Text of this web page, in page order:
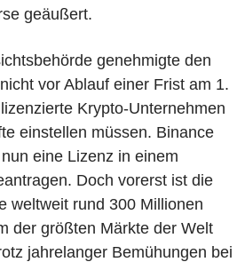
geäußert.
genehmigte den
vor Ablauf einer Frist am 1.
Krypto-Unternehmen
einstellen müssen. Binance
eine Lizenz in einem
Doch vorerst ist die
weltweit rund 300 Millionen
der größten Märkte der Welt
jahrelanger Bemühungen bei